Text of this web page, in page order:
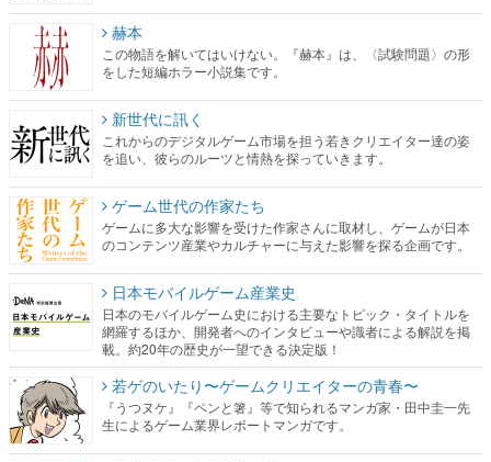
新世代に訊く
これからのデジタルゲーム市場を担う若きクリエイター達の姿
を追い、彼らのルーツと情熱を探っていきます。
ゲーム世代の作家たち
ゲームに多大な影響を受けた作家さんに取材し、ゲームが日本
のコンテンツ産業やカルチャーに与えた影響を探る企画です。
日本モバイルゲーム産業史
日本のモバイルゲーム史における主要なトピック・タイトルを
網羅するほか、開発者へのインタビューや識者による解説を掲
若ゲのいたり〜ゲームクリエイターの青春〜
『うつヌケ』『ペンと箸』等で知られるマンガ家・田中圭一先
生によるゲーム業界レポートマンガです。
なんでゲームは面白い？
ゲーム開発者・hamatsu氏がゲームの魅力を画面や操作の具体的
な形から解き明かしていく、硬派で骨太な評論連載です。